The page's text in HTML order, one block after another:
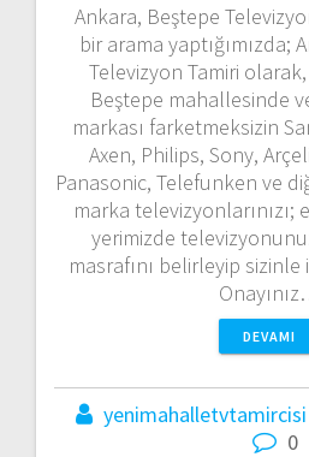
Ankara, Beştepe
bir arama yaptığımızda;
Televizyon Tamiri
Beştepe mahallesinde
markası farketmeksizin
Axen, Philips, Sony,
Panasonic, Telefunken ve
marka televizyonlarınızı;
yerimizde
masrafını belirleyip
DEVAMI
yenimahalletvtamircisi
0